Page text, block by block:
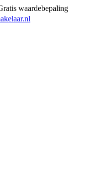
waardebepaling